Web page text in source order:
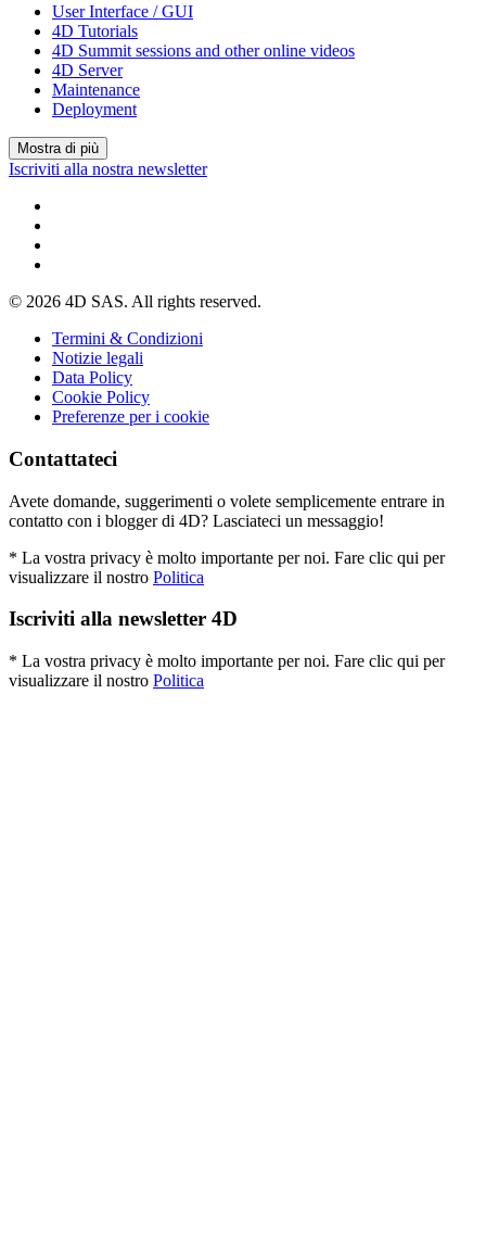
User Interface / GUI
4D Tutorials
4D Summit sessions and other online videos
4D Server
Maintenance
Deployment
Mostra di più
Iscriviti alla nostra newsletter
© 2026 4D SAS. All rights reserved.
Termini & Condizioni
Notizie legali
Data Policy
Cookie Policy
Preferenze per i cookie
Contattateci
Avete domande, suggerimenti o volete semplicemente entrare in
contatto con i blogger di 4D? Lasciateci un messaggio!
* La vostra privacy è molto importante per noi. Fare clic qui per
visualizzare il nostro Politica
Iscriviti alla newsletter 4D
* La vostra privacy è molto importante per noi. Fare clic qui per
visualizzare il nostro Politica